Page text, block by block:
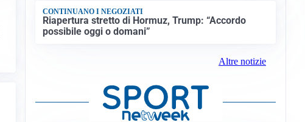
CONTINUANO I NEGOZIATI
Riapertura stretto di Hormuz, Trump: “Accordo
possibile oggi o domani”
Altre notizie